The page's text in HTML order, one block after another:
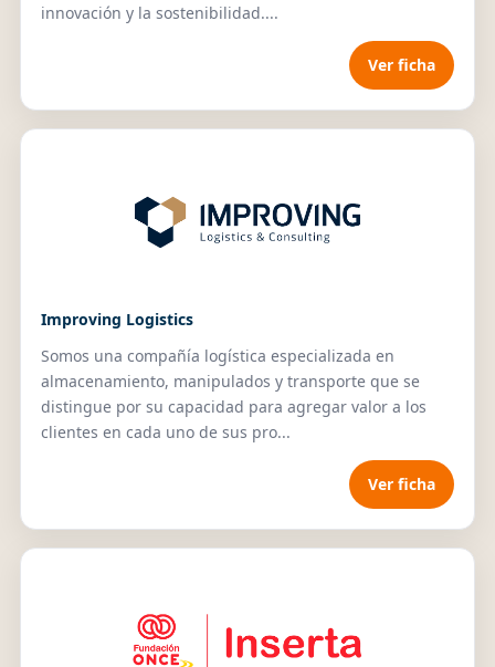
innovación y la sostenibilidad....
Ver ficha
Improving Logistics
Somos una compañía logística especializada en
almacenamiento, manipulados y transporte que se
distingue por su capacidad para agregar valor a los
clientes en cada uno de sus pro...
Ver ficha